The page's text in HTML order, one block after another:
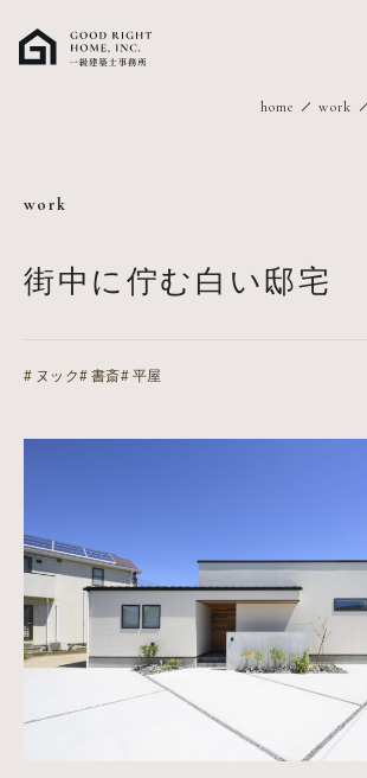
home work
街中に佇む白い邸宅
work
ヌック 書斎 平屋